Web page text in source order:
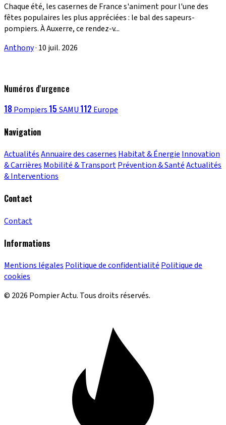
Chaque été, les casernes de France s'animent pour l'une des
fêtes populaires les plus appréciées : le bal des sapeurs-
pompiers. À Auxerre, ce rendez-v...
Anthony· 10 juil. 2026
Numéros d'urgence
18 Pompiers 15 SAMU 112 Europe
Navigation
ActualitésAnnuaire des casernes Habitat & Énergie Innovation
& Carrières Mobilité & TransportPrévention & SantéActualités
& Interventions
Contact
Contact
Informations
Mentions légales Politique de confidentialité Politique de
cookies
© 2026 Pompier Actu. Tous droits réservés.